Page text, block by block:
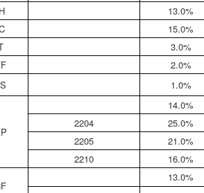
13.0%
15.0%
3.0%
2.0%
1.0%
14.0%
2204
25.0%
2205
21.0%
2210
16.0%
13.0%